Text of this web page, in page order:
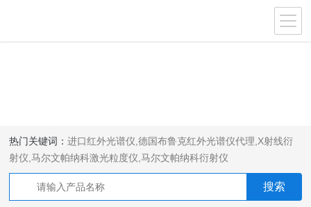
热门关键词：进口红外光谱仪 ,德国布鲁克红外光谱仪代理 X射线衍
射仪 ,马尔文帕纳科激光粒度仪 ,马尔文帕纳科衍射仪